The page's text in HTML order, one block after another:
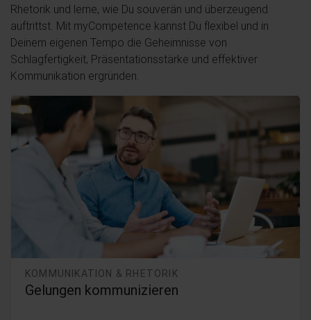
Rhetorik und lerne, wie Du souverän und überzeugend
auftrittst. Mit myCompetence kannst Du flexibel und in
Deinem eigenen Tempo die Geheimnisse von
Schlagfertigkeit, Präsentationsstärke und effektiver
Kommunikation ergründen.
KOMMUNIKATION & RHETORIK
Gelungen kommunizieren